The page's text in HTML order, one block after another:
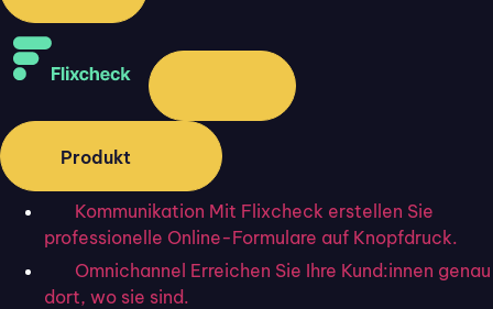
Produkt
Kommunikation Mit Flixcheck erstellen Sie
professionelle Online-Formulare auf Knopfdruck.
Omnichannel Erreichen Sie Ihre Kund:innen genau
dort, wo sie sind.
Sie wollen Ihre eigene Success
Story
mit Flixcheck erleben?
30 Tage kostenlos testen